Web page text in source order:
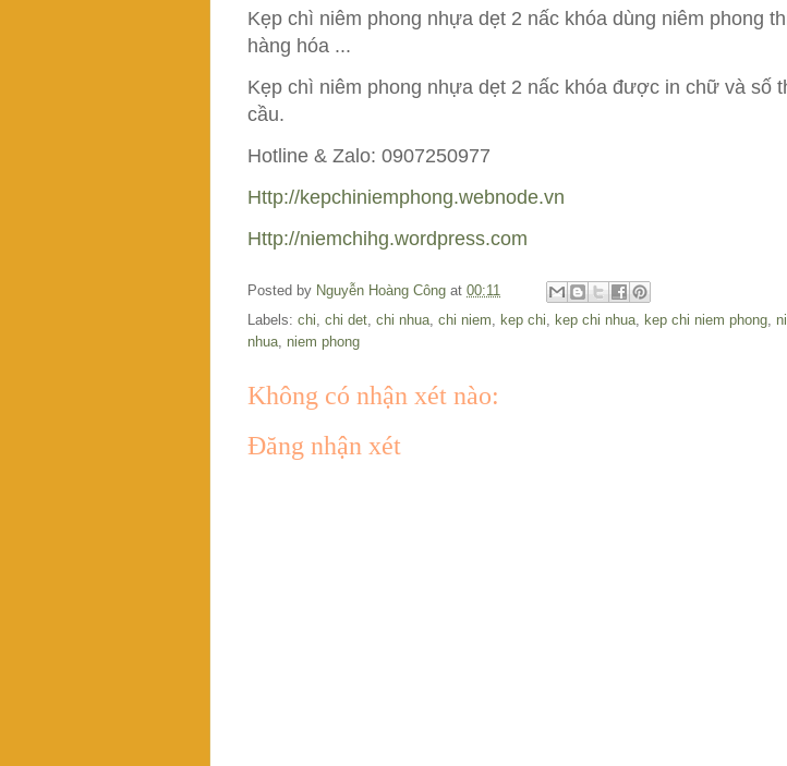
Kẹp chì niêm phong nhựa dẹt 2 nấc khóa dùng niêm phong
hàng hóa ...
Kẹp chì niêm phong nhựa dẹt 2 nấc khóa được in chữ và số
cầu.
Hotline & Zalo: 0907250977
Http://kepchiniemphong.webnode.vn
Http://niemchihg.wordpress.com
Posted by Nguyễn Hoàng Công at 00:11
Labels: chi chi det chi nhua chi niem kep chi kep chi nhua kep chi niem phong
nhua niem phong
Không có nhận xét nào:
Đăng nhận xét